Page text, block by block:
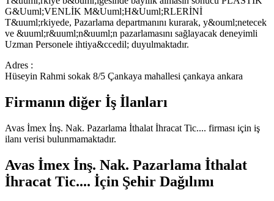
G&Uuml;VENLİK M&Uuml;H&Uuml;RLERİNİ
T&uuml;rkiyede, Pazarlama departmanını kurarak, y&ouml;netecek
ve &uuml;r&uuml;n&uuml;n pazarlamasını sağlayacak deneyimli
Uzman Personele ihtiya&ccedil; duyulmaktadır.
Adres :
Hüseyin Rahmi sokak 8/5 Çankaya mahallesi çankaya ankara
Firmanın diğer İş İlanları
Avas İmex İnş. Nak. Pazarlama İthalat İhracat Tic.... firması için iş
ilanı verisi bulunmamaktadır.
Avas İmex İnş. Nak. Pazarlama İthalat
İhracat Tic.... İçin Şehir Dağılımı